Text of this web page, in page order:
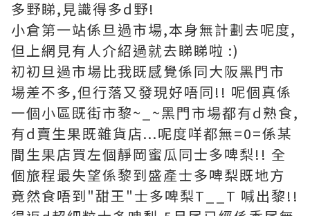
多野睇,見識得多d野!
小倉第一站係旦過市場,本身無計劃去呢度,
但上網見有人介紹過就去睇睇啦 :)
初初旦過市場比我既感覺係同大阪黑門市
場差不多,但行落又發現好唔同!! 呢個真係
一個小區既街市黎~_~黑門市場都有d熟食,
有d賣生果既雜貨店...呢度咩都無=0=係某
間生果店買左個靜岡蜜瓜同士多啤梨!! 全
個旅程最失望係黎到盛產士多啤梨既地方
竟然食唔到"甜王"士多啤梨T__T 喊出黎!!